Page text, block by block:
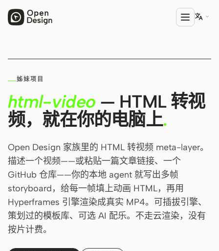
Open Design
HTML Anything
HTML Video
Codex Slides
Open Design Plugin
Codex
Cursor Agent

姊妹项目
html-video — HTML 转视
频，就在你的电脑上.
Open Design 家族里的 HTML 转视频 meta-layer。
描述一个视频——或粘贴一篇文章链接、一个
GitHub 仓库——你的本地 agent 就写出多帧
storyboard，给每一帧填上动画 HTML，再用
Hyperframes 引擎渲染成真实 MP4。可插拔引擎、
策划过的模板库、可选 AI 配乐。不走云渲染，没有
按片计费。